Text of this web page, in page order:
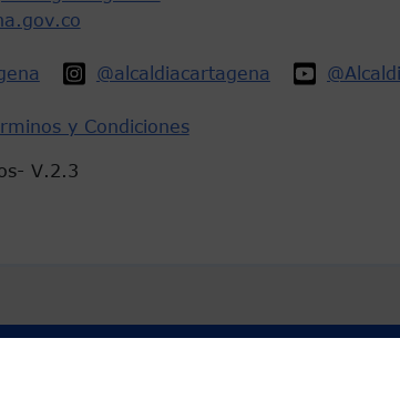
@alcaldiacartagena
y Condiciones
V.2.3